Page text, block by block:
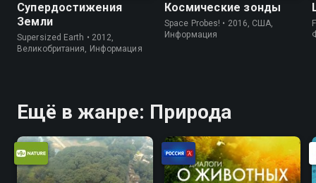
Супердостижения
Земли
Supersized Earth • 2012,
Великобритания, Информация
Космические зонды
Space Probes! • 2016, США,
Информация
Ещё в жанре: Природа